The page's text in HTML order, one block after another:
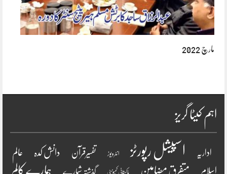
مارچ 2022
اہم کیٹا گریز
اداریہ اسپیشل رپورٹز انٹرویو ز تفسیرقرآن دانش کدہ عالم
اسلام متفرق مضامین پاکستانی کمیونٹی گذشتہ شمارے ہمارے کالم